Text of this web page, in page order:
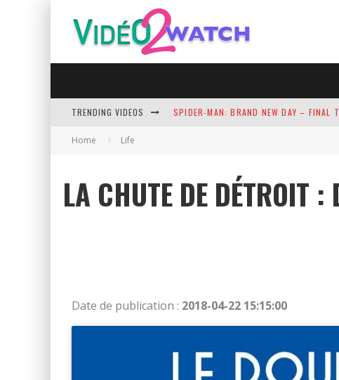
TRENDING VIDEOS SPIDER-MAN: BRAND NEW DAY – FINAL
MOTOR CITY - OFFICIAL TRAILER (2026)
Home Life
LA CHUTE DE DÉTROIT
Date de publication : 2018-04-22 15:15:00